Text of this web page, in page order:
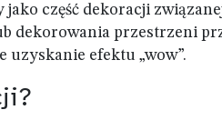
część dekoracji
dekorowania przestrzeni
uzyskanie efektu „wow”.